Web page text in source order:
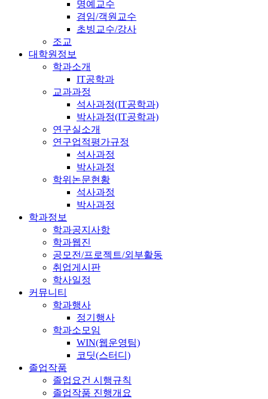
명예교수
겸임/객원교수
초빙교수/강사
조교
대학원정보
학과소개
IT공학과
교과과정
석사과정(IT공학과)
박사과정(IT공학과)
연구실소개
연구업적평가규정
석사과정
박사과정
학위논문현황
석사과정
박사과정
학과정보
학과공지사항
학과웹진
공모전/프로젝트/외부활동
취업게시판
학사일정
커뮤니티
학과행사
정기행사
학과소모임
WIN(웹운영팀)
코딧(스터디)
졸업작품
졸업요건 시행규칙
졸업작품 진행개요